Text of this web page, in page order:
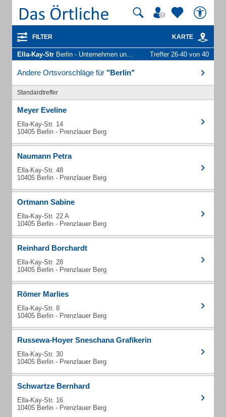
FILTER KARTE
Ella-Kay-Str Berlin - Unternehmen und Personen Treffer 26-40 von 40
Andere Ortsvorschläge für "Berlin"
Standardtreffer
Meyer Eveline
Ella-Kay-Str. 14
10405 Berlin - Prenzlauer Berg
Naumann Petra
Ella-Kay-Str. 48
10405 Berlin - Prenzlauer Berg
Ortmann Sabine
Ella-Kay-Str. 22 A
10405 Berlin - Prenzlauer Berg
Reinhard Borchardt
Ella-Kay-Str. 28
10405 Berlin - Prenzlauer Berg
Römer Marlies
Ella-Kay-Str. 8
10405 Berlin - Prenzlauer Berg
Russewa-Hoyer Sneschana Grafikerin
Ella-Kay-Str. 30
10405 Berlin - Prenzlauer Berg
Schwartze Bernhard
Ella-Kay-Str. 16
10405 Berlin - Prenzlauer Berg